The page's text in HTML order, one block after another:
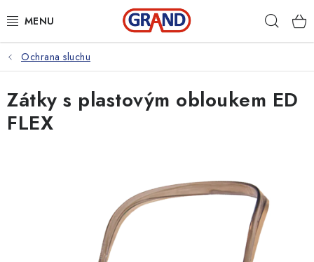
na
AKČNÍ NABÍDKA
PRACOVNÍ OBUV
PRACOVNÍ RUKAVICE
VOLNOČASOVÉ OBLEČENÍ
OCHRANNÉ POMŮCKY
Ochrana sluchu
Zátky s plastovým obloukem ED
FLEX